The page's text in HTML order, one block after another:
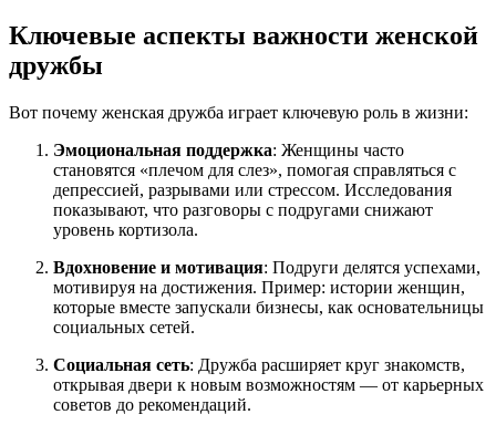
Ключевые аспекты важности женской
дружбы
Вот почему женская дружба играет ключевую роль в жизни:
Эмоциональная поддержка: Женщины часто
становятся «плечом для слез», помогая справляться с
депрессией, разрывами или стрессом. Исследования
показывают, что разговоры с подругами снижают
уровень кортизола.
Вдохновение и мотивация: Подруги делятся успехами,
мотивируя на достижения. Пример: истории женщин,
которые вместе запускали бизнесы, как основательницы
социальных сетей.
Социальная сеть: Дружба расширяет круг знакомств,
открывая двери к новым возможностям — от карьерных
советов до рекомендаций.